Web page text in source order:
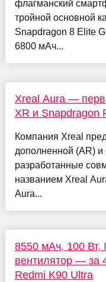
флагманский
тройной основной
Snapdragon 8 Elite
6800 мАч...
Xreal Aura —
XR и Snapdragon
Компания Xreal
дополненной (AR)
разработанные
названием Xreal
Aura...
8550 мАч, 100 Вт,
вентилятор — за
Redmi K90 Ultra